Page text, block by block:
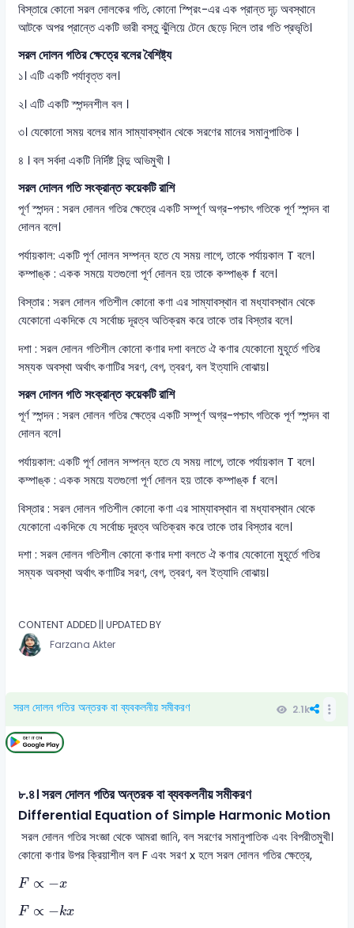
বিস্তারে কোনো সরল দোলকের গতি, কোনো স্প্রিং-এর এক প্রান্ত দৃঢ় অবস্থানে
আটকে অপর প্রান্তে একটি ভারী বস্তু ঝুঁলিয়ে টেনে ছেড়ে দিলে তার গতি প্রভৃতি।
সরল দোলন গতির ক্ষেত্রে বলের বৈশিষ্ট্য
১। এটি একটি পর্যাবৃত্ত বল।
২। এটি একটি স্পন্দনশীল বল ।
৩। যেকোনো সময় বলের মান সাম্যাবস্থান থেকে সরণের মানের সমানুপাতিক ।
৪ । বল সর্বদা একটি নির্দিষ্ট বিন্দু অভিমুখী ।
সরল দোলন গতি সংক্রান্ত কয়েকটি রাশি
পূর্ণ স্পন্দন : সরল দোলন গতির ক্ষেত্রে একটি সম্পূর্ণ অগ্র-পশ্চাৎ গতিকে পূর্ণ স্পন্দন বা
দোলন বলে।
পর্যায়কাল: একটি পূর্ণ দোলন সম্পন্ন হতে যে সময় লাগে, তাকে পর্যায়কাল T বলে।
কম্পাঙ্ক : একক সময়ে যতগুলো পূর্ণ দোলন হয় তাকে কম্পাঙ্ক f বলে।
বিস্তার : সরল দোলন গতিশীল কোনো কণা এর সাম্যাবস্থান বা মধ্যাবস্থান থেকে
যেকোনো একদিকে যে সর্বোচ্চ দূরত্ব অতিক্রম করে তাকে তার বিস্তার বলে।
দশা : সরল দোলন গতিশীল কোনো কণার দশা বলতে ঐ কণার যেকোনো মুহূর্তে গতির
সম্যক অবস্থা অর্থাৎ কণাটির সরণ, বেগ, ত্বরণ, বল ইত্যাদি বোঝায়।
সরল দোলন গতি সংক্রান্ত কয়েকটি রাশি
পূর্ণ স্পন্দন : সরল দোলন গতির ক্ষেত্রে একটি সম্পূর্ণ অগ্র-পশ্চাৎ গতিকে পূর্ণ স্পন্দন বা
দোলন বলে।
পর্যায়কাল: একটি পূর্ণ দোলন সম্পন্ন হতে যে সময় লাগে, তাকে পর্যায়কাল T বলে।
কম্পাঙ্ক : একক সময়ে যতগুলো পূর্ণ দোলন হয় তাকে কম্পাঙ্ক f বলে।
বিস্তার : সরল দোলন গতিশীল কোনো কণা এর সাম্যাবস্থান বা মধ্যাবস্থান থেকে
যেকোনো একদিকে যে সর্বোচ্চ দূরত্ব অতিক্রম করে তাকে তার বিস্তার বলে।
দশা : সরল দোলন গতিশীল কোনো কণার দশা বলতে ঐ কণার যেকোনো মুহূর্তে গতির
সম্যক অবস্থা অর্থাৎ কণাটির সরণ, বেগ, ত্বরণ, বল ইত্যাদি বোঝায়।
CONTENT ADDED || UPDATED BY
Farzana Akter
সরল দোলন গতির অন্তরক বা ব্যবকলনীয় সমীকরণ 2.1k
৮.৪। সরল দোলন গতির অন্তরক বা ব্যবকলনীয় সমীকরণ
Differential Equation of Simple Harmonic Motion
সরল দোলন গতির সংজ্ঞা থেকে আমরা জানি, বল সরণের সমানুপাতিক এবং বিপরীতমুখী।
কোনো কণার উপর ক্রিয়াশীল বল F এবং সরণ x হলে সরল দোলন গতির ক্ষেত্রে,
F ∝ −x
F∝-
F ∝ −kx
F∝-